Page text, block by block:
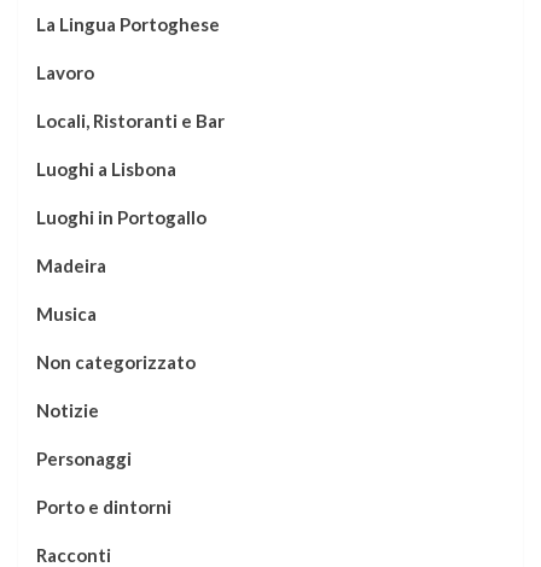
La Lingua Portoghese
Lavoro
Locali, Ristoranti e Bar
Luoghi a Lisbona
Luoghi in Portogallo
Madeira
Musica
Non categorizzato
Notizie
Personaggi
Porto e dintorni
Racconti